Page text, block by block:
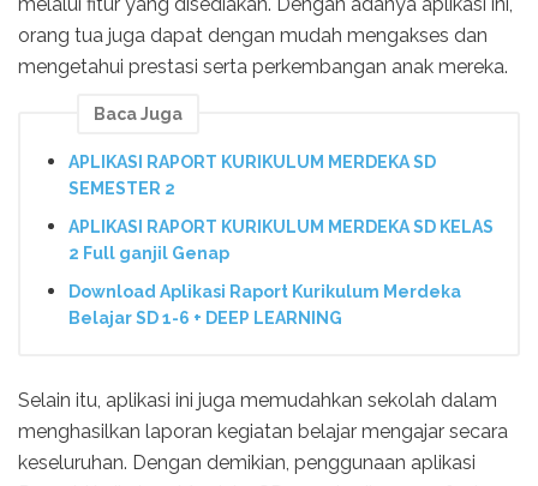
orang tua juga dapat dengan mudah mengakses dan
mengetahui prestasi serta perkembangan anak mereka.
Baca Juga
APLIKASI RAPORT KURIKULUM MERDEKA SD
SEMESTER 2
APLIKASI RAPORT KURIKULUM MERDEKA SD KELAS
2 Full ganjil Genap
Download Aplikasi Raport Kurikulum Merdeka
Belajar SD 1-6 + DEEP LEARNING
Selain itu, aplikasi ini juga memudahkan sekolah dalam
menghasilkan laporan kegiatan belajar mengajar secara
keseluruhan. Dengan demikian, penggunaan aplikasi